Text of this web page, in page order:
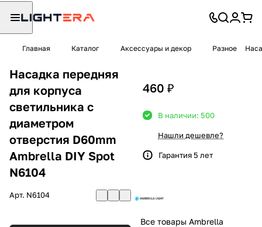
Главная Каталог Аксессуары и декор Разное
Насадка передняя
для корпуса
светильника с
диаметром
отверстия D60mm
Ambrella DIY Spot
N6104
Арт. N6104
460 ₽
В наличии: 500
Нашли дешевле?
Гарантия 5 лет
Все товары Ambrella